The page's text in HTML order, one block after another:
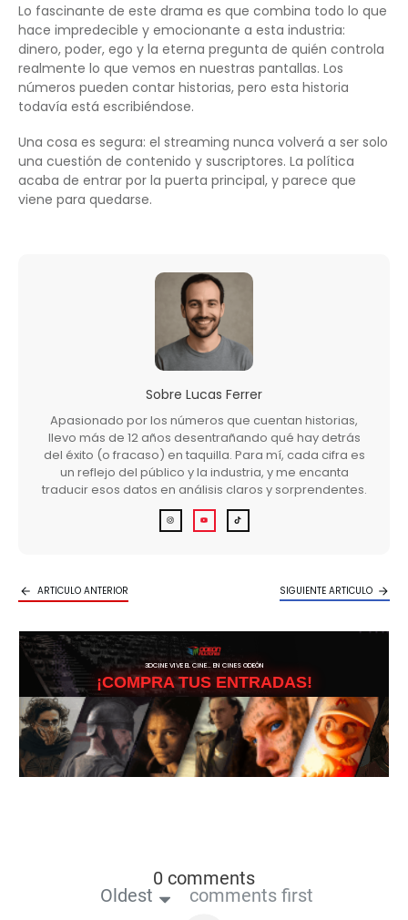
Lo fascinante de este drama es que combina todo lo que
hace impredecible y emocionante a esta industria:
dinero, poder, ego y la eterna pregunta de quién controla
realmente lo que vemos en nuestras pantallas. Los
números pueden contar historias, pero esta historia
todavía está escribiéndose.
Una cosa es segura: el streaming nunca volverá a ser solo
una cuestión de contenido y suscriptores. La política
acaba de entrar por la puerta principal, y parece que
viene para quedarse.
Sobre Lucas Ferrer
Apasionado por los números que cuentan historias,
llevo más de 12 años desentrañando qué hay detrás
del éxito (o fracaso) en taquilla. Para mí, cada cifra es
un reflejo del público y la industria, y me encanta
traducir esos datos en análisis claros y sorprendentes.
ARTICULO ANTERIOR SIGUIENTE ARTICULO
3DCINE VIVE EL CINE… EN CINES ODEÓN
¡COMPRA TUS ENTRADAS!
0 comments
Oldest comments first